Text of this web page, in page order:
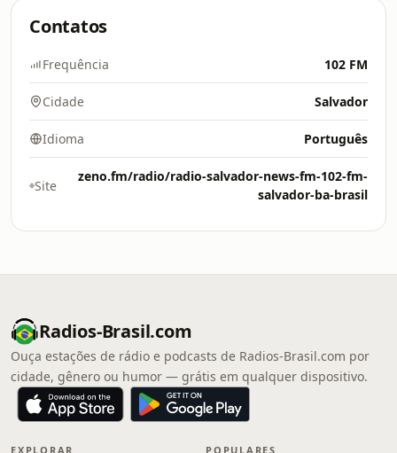
Contatos
Frequência 102 FM
Cidade Salvador
Idioma Português
Site
zeno.fm/radio/radio-salvador-news-fm-102-fm-
salvador-ba-brasil
Radios-Brasil.com
Ouça estações de rádio e podcasts de Radios-Brasil.com por
cidade, gênero ou humor — grátis em qualquer dispositivo.
EXPLORAR POPULARES